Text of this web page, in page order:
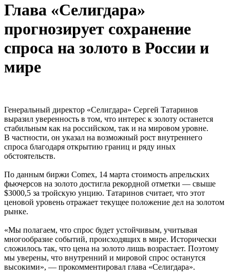
Глава «Селигдара»
прогнозирует сохранение
спроса на золото в России и
мире
Генеральный директор «Селигдара» Сергей Татаринов
выразил уверенность в том, что интерес к золоту останется
стабильным как на российском, так и на мировом уровне.
В частности, он указал на возможный рост внутреннего
спроса благодаря открытию границ и ряду иных
обстоятельств.
По данным биржи Comex, 14 марта стоимость апрельских
фьючерсов на золото достигла рекордной отметки — свыше
$3000,5 за тройскую унцию. Татаринов считает, что этот
ценовой уровень отражает текущее положение дел на золотом
рынке.
«Мы полагаем, что спрос будет устойчивым, учитывая
многообразие событий, происходящих в мире. Исторически
сложилось так, что цена на золото лишь возрастает. Поэтому
мы уверены, что внутренний и мировой спрос останутся
высокими», — прокомментировал глава «Селигдара».